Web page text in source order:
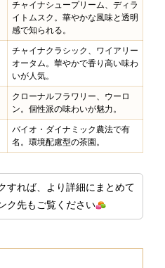
チャイナシュープリーム、ディラ
イトムスク。華やかな風味と透明
感で知られる。
チャイナクラシック、ワイアリー
オータム。華やかで香り高い味わ
いが人気。
クローナルフラワリー、ウーロ
ン。個性派の味わいが魅力。
バイオ・ダイナミック農法で有
名。環境配慮型の茶園。
すれば、より詳細にまとめて
ク先もご覧ください